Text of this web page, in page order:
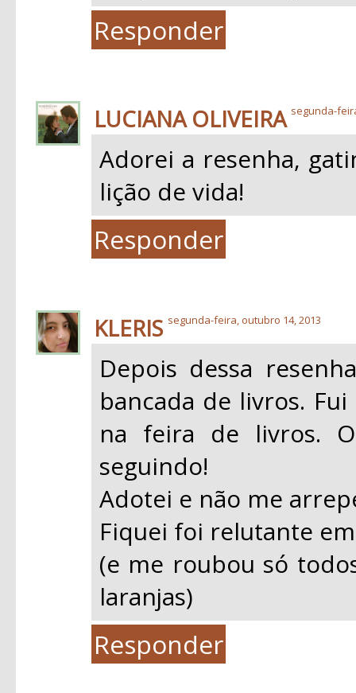
Responder
LUCIANA OLIVEIRA segunda-
Adorei a resenha,
lição de vida!
Responder
KLERIS segunda-feira, outubro 14, 2013
Depois dessa
bancada de livros.
na feira de livros.
seguindo!
Adotei e não me
Fiquei foi relutante
(e me roubou só
laranjas)
Responder